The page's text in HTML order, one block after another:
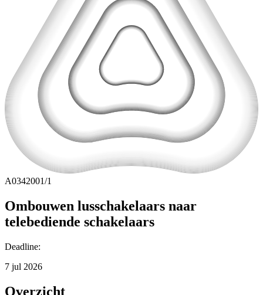
A0342001/1
Ombouwen lusschakelaars naar
telebediende schakelaars
Deadline:
7 jul 2026
Overzicht